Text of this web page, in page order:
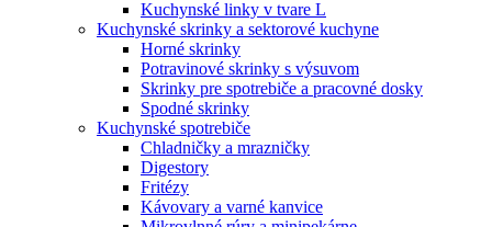
Kuchynské linky v tvare L
Kuchynské skrinky a sektorové kuchyne
Horné skrinky
Potravinové skrinky s výsuvom
Skrinky pre spotrebiče a pracovné dosky
Spodné skrinky
Kuchynské spotrebiče
Chladničky a mrazničky
Digestory
Fritézy
Kávovary a varné kanvice